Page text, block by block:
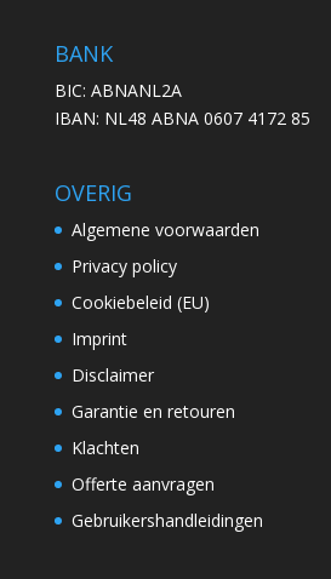
BANK
BIC: ABNANL2A
IBAN: NL48 ABNA 0607 4172 85
OVERIG
Algemene voorwaarden
Privacy policy
Cookiebeleid (EU)
Imprint
Disclaimer
Garantie en retouren
Klachten
Offerte aanvragen
Gebruikershandleidingen